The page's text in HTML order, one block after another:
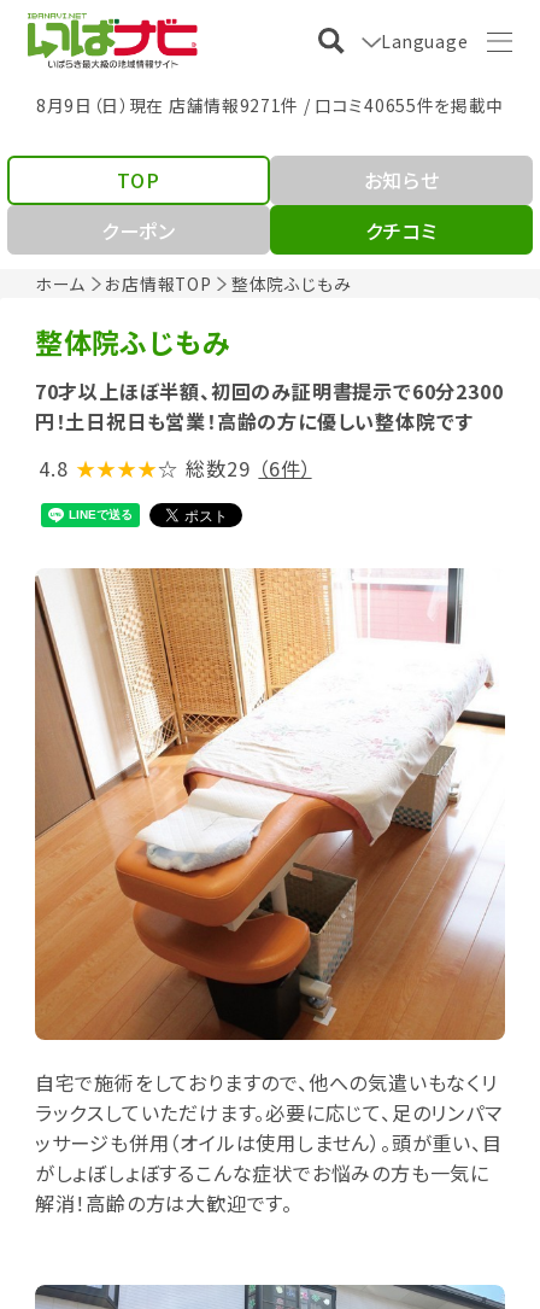
Language
8月9日（日）現在 店舗情報9271件 / 口コミ40655件を掲載中
ホーム お店情報TOP 整体院ふじもみ
TOP
お知らせ
クーポン
クチコミ
整体院ふじもみ
70才以上ほぼ半額、初回のみ証明書提示で60分2300
円！土日祝日も営業！高齢の方に優しい整体院です
4.8 ★★★★☆ 総数29 （6件）
自宅で施術をしておりますので、他への気遣いもなくリ
ラックスしていただけます。必要に応じて、足のリンパマ
ッサージも併用（オイルは使用しません）。頭が重い、目
がしょぼしょぼするこんな症状でお悩みの方も一気に
解消！高齢の方は大歓迎です。